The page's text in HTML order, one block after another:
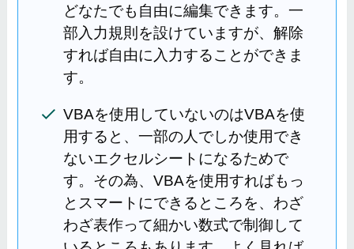
どなたでも自由に編集できます。一
部入力規則を設けていますが、解除
すれば自由に入力することができま
す。
VBAを使用していないのはVBAを使
用すると、一部の人でしか使用でき
ないエクセルシートになるためで
す。その為、VBAを使用すればもっ
とスマートにできるところを、わざ
わざ表作って細かい数式で制御して